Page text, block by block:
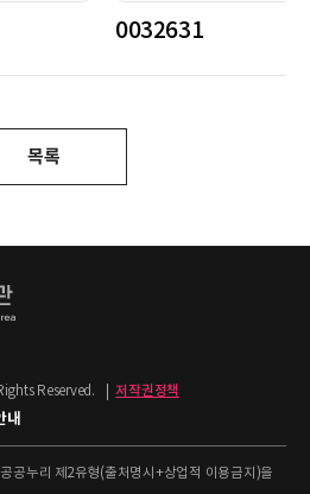
0032631
목록
Reserved.
저작권정책
내
공누리 제2유형(출처명시+상업적 이용금지)을